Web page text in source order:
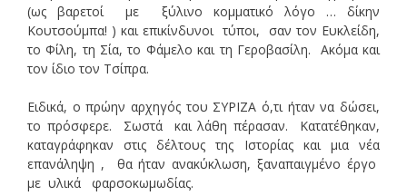
(ως βαρετοί με ξύλινο κομματικό λόγο … δίκην
Κουτσούμπα! ) και επικίνδυνοι τύποι, σαν τον Ευκλείδη,
το Φίλη, τη Σία, το Φάμελο και τη Γεροβασίλη. Ακόμα και
τον ίδιο τον Τσίπρα.
Ειδικά, ο πρώην αρχηγός του ΣΥΡΙΖΑ ό,τι ήταν να δώσει,
το πρόσφερε. Σωστά και λάθη πέρασαν. Κατατέθηκαν,
καταγράφηκαν στις δέλτους της Ιστορίας και μια νέα
επανάληψη , θα ήταν ανακύκλωση, ξαναπαιγμένο έργο
με υλικά φαρσοκωμωδίας.